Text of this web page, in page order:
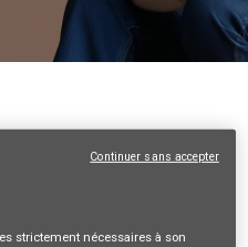
strictement nécessaires à son
Continuer sans accepter